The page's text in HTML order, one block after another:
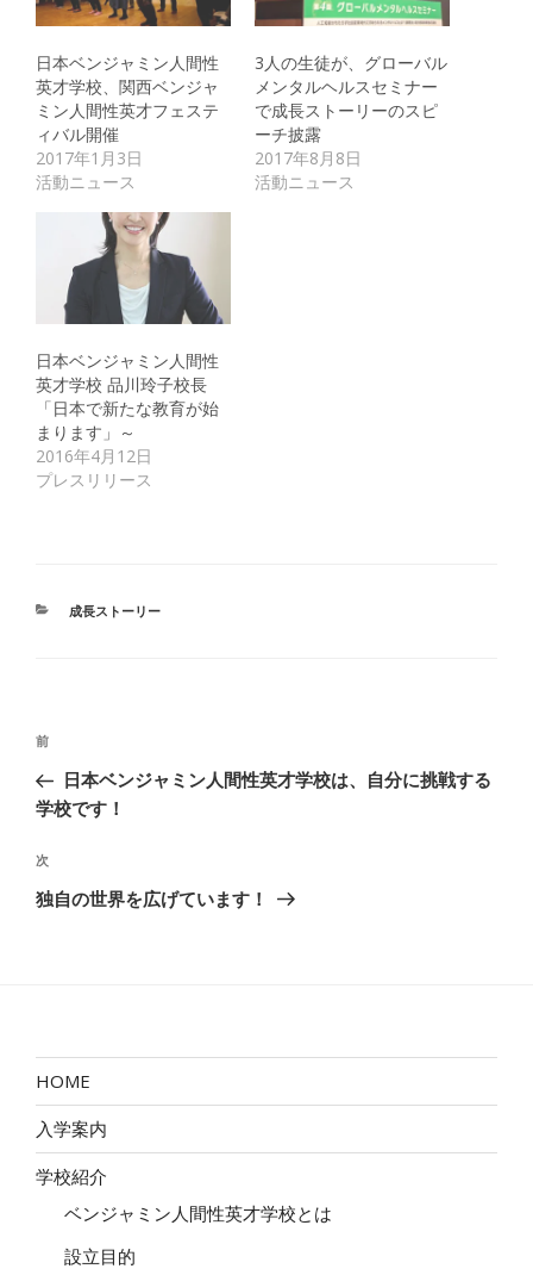
日本ベンジャミン人間性
英才学校、関西ベンジャ
ミン人間性英才フェステ
ィバル開催
2017年1月3日
活動ニュース
3人の生徒が、グローバル
メンタルヘルスセミナー
で成長ストーリーのスピ
ーチ披露
2017年8月8日
活動ニュース
日本ベンジャミン人間性
英才学校 品川玲子校長
「日本で新たな教育が始
まります」～
2016年4月12日
プレスリリース
カ
成長ストーリー
投
ナ
ビ
ゲ
ー
前
の
投
前
日本ベンジャミン人間性英才学校は、自分に挑戦する
学校です！
次
の
次
独自の世界を広げています！
HOME
入学案内
学校紹介
ベンジャミン人間性英才学校とは
設立目的